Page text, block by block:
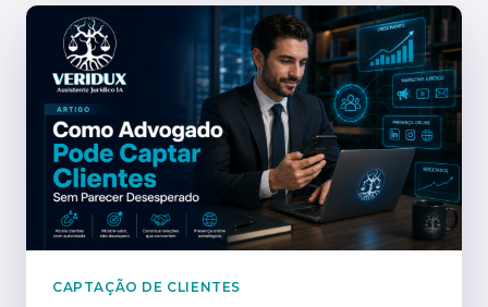
CAPTAÇÃO DE CLIENTES